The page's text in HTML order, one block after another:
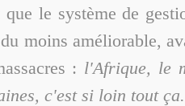
que le système de
moins améliorable,
: l'Afrique, le
c'est si loin tout ça.